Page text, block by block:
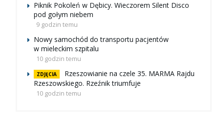
Piknik Pokoleń w Dębicy. Wieczorem Silent Disco
pod gołym niebem
9 godzin temu
Nowy samochód do transportu pacjentów
w mieleckim szpitalu
10 godzin temu
ZDJĘCIA
Rzeszowianie na czele 35. MARMA Rajdu
Rzeszowskiego. Rzeźnik triumfuje
10 godzin temu